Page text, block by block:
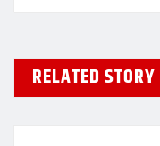
RELATED STORY